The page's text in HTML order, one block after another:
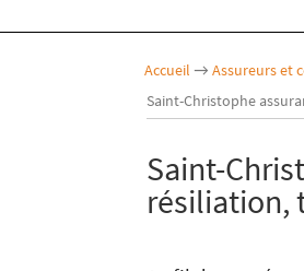
Accueil → Assureurs et
Saint-Christophe
Saint-
résiliation,